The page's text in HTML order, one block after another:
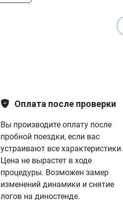
Оплата после проверки
Вы производите оплату после
пробной поездки, если вас
устраивают все характеристики.
Цена не вырастет в ходе
процедуры. Возможен замер
изменений динамики и снятие
логов на диностенде.